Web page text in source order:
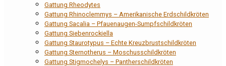
Gattung Rheodytes
Gattung Rhinoclemmys – Amerikanische Erdschildkröten
Gattung Sacalia – Pfauenaugen-Sumpfschildkröten
Gattung Siebenrockiella
Gattung Staurotypus – Echte Kreuzbrustschildkröten
Gattung Sternotherus – Moschusschildkröten
Gattung Stigmochelys – Pantherschildkröten